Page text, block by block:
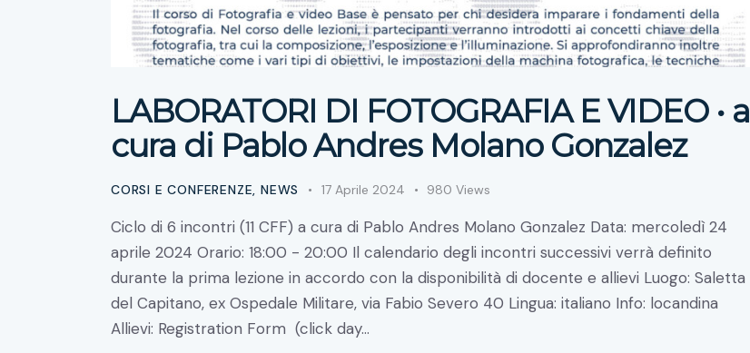
LABORATORI DI FOTOGRAFIA E VIDEO • a
cura di Pablo Andres Molano Gonzalez
CORSI E CONFERENZE,NEWS 17 Aprile 2024 980 Views
Ciclo di 6 incontri (11 CFF) a cura di Pablo Andres Molano Gonzalez Data: mercoledì 24
aprile 2024 Orario: 18:00 - 20:00 Il calendario degli incontri successivi verrà definito
durante la prima lezione in accordo con la disponibilità di docente e allievi Luogo: Saletta
del Capitano, ex Ospedale Militare, via Fabio Severo 40 Lingua: italiano Info: locandina
Allievi: Registration Form (click day…